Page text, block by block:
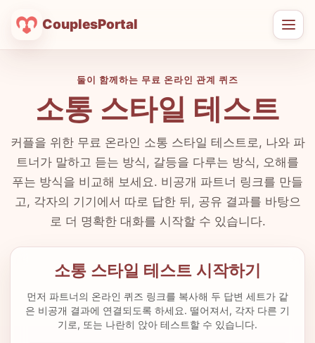
CouplesPortal
메
뉴
둘이 함께하는 무료 온라인 관계 퀴즈
소통 스타일 테스트
커플을 위한 무료 온라인 소통 스타일 테스트로, 나와 파
트너가 말하고 듣는 방식, 갈등을 다루는 방식, 오해를
푸는 방식을 비교해 보세요. 비공개 파트너 링크를 만들
고, 각자의 기기에서 따로 답한 뒤, 공유 결과를 바탕으
로 더 명확한 대화를 시작할 수 있습니다.
소통 스타일 테스트 시작하기
먼저 파트너의 온라인 퀴즈 링크를 복사해 두 답변 세트가 같
은 비공개 결과에 연결되도록 하세요. 떨어져서, 각자 다른 기
기로, 또는 나란히 앉아 테스트할 수 있습니다.